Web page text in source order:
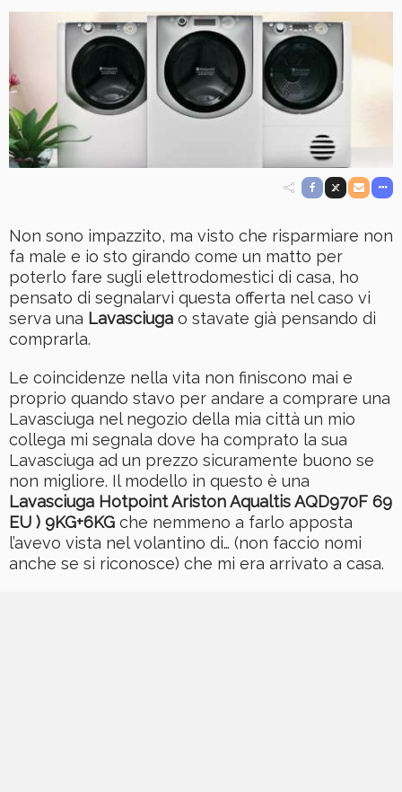
Non sono impazzito, ma visto che risparmiare non
fa male e io sto girando come un matto per
poterlo fare sugli elettrodomestici di casa, ho
pensato di segnalarvi questa offerta nel caso vi
serva una Lavasciuga o stavate già pensando di
comprarla.
Le coincidenze nella vita non finiscono mai e
proprio quando stavo per andare a comprare una
Lavasciuga nel negozio della mia città un mio
collega mi segnala dove ha comprato la sua
Lavasciuga ad un prezzo sicuramente buono se
non migliore. Il modello in questo è una
Lavasciuga Hotpoint Ariston Aqualtis AQD970F 69
EU ) 9KG+6KG che nemmeno a farlo apposta
l’avevo vista nel volantino di… (non faccio nomi
anche se si riconosce) che mi era arrivato a casa.